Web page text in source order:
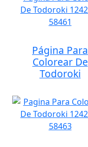
Página Para
Colorear De
Todoroki